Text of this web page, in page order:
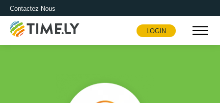
Contactez-Nous
Timely
LOGIN